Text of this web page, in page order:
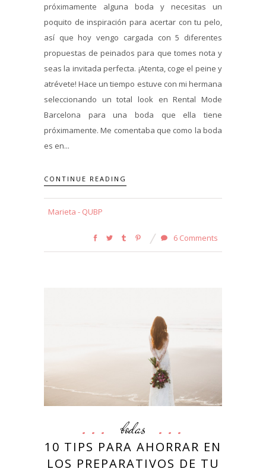
próximamente alguna boda y necesitas un
poquito de inspiración para acertar con tu pelo,
así que hoy vengo cargada con 5 diferentes
propuestas de peinados para que tomes nota y
seas la invitada perfecta. ¡Atenta, coge el peine y
atrévete! Hace un tiempo estuve con mi hermana
seleccionando un total look en Rental Mode
Barcelona para una boda que ella tiene
próximamente. Me comentaba que como la boda
es en...
CONTINUE READING
Marieta - QUBP
6 Comments
bodas
10 TIPS PARA AHORRAR EN
LOS PREPARATIVOS DE TU